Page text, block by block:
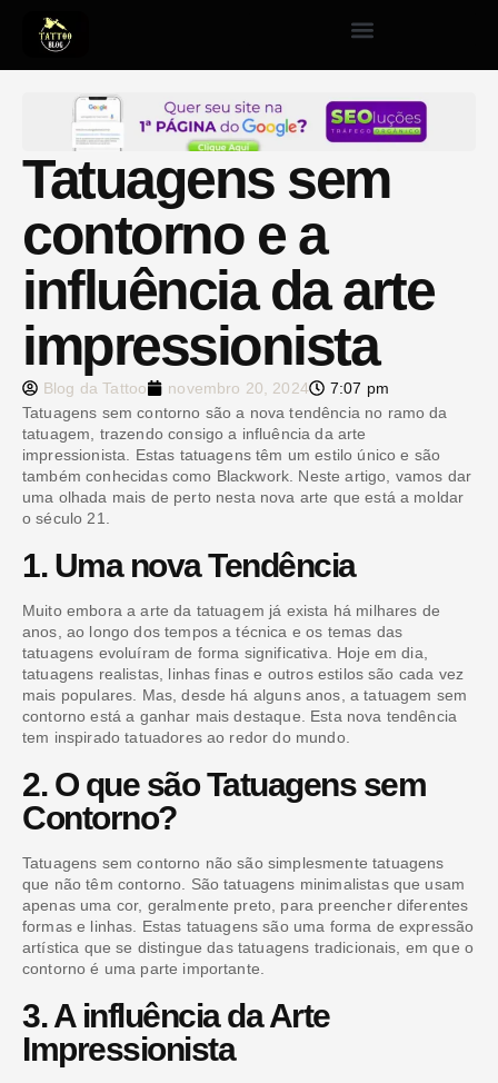
Tatuagens sem
contorno e a
influência da arte
impressionista
Blog da Tattoo novembro 20, 2024
7:07 pm
Tatuagens sem contorno são a nova tendência no ramo da
tatuagem, trazendo consigo a influência da arte
impressionista. Estas tatuagens têm um estilo único e são
também conhecidas como Blackwork. Neste artigo, vamos dar
uma olhada mais de perto nesta nova arte que está a moldar
o século 21.
1. Uma nova Tendência
Muito embora a arte da tatuagem já exista há milhares de
anos, ao longo dos tempos a técnica e os temas das
tatuagens evoluíram de forma significativa. Hoje em dia,
tatuagens realistas, linhas finas e outros estilos são cada vez
mais populares. Mas, desde há alguns anos, a tatuagem sem
contorno está a ganhar mais destaque. Esta nova tendência
tem inspirado tatuadores ao redor do mundo.
2. O que são Tatuagens sem
Contorno?
Tatuagens sem contorno não são simplesmente tatuagens
que não têm contorno. São tatuagens minimalistas que usam
apenas uma cor, geralmente preto, para preencher diferentes
formas e linhas. Estas tatuagens são uma forma de expressão
artística que se distingue das tatuagens tradicionais, em que o
contorno é uma parte importante.
3. A influência da Arte
Impressionista